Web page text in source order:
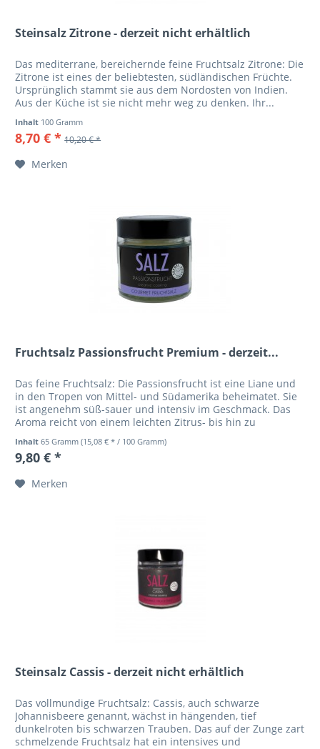
Steinsalz Zitrone - derzeit nicht erhältlich
Das mediterrane, bereichernde feine Fruchtsalz Zitrone: Die
Zitrone ist eines der beliebtesten, südländischen Früchte.
Ursprünglich stammt sie aus dem Nordosten von Indien.
Aus der Küche ist sie nicht mehr weg zu denken. Ihr...
Inhalt 100 Gramm
8,70 € * 10,20 € *
Merken
Fruchtsalz Passionsfrucht Premium - derzeit...
Das feine Fruchtsalz: Die Passionsfrucht ist eine Liane und
in den Tropen von Mittel- und Südamerika beheimatet. Sie
ist angenehm süß-sauer und intensiv im Geschmack. Das
Aroma reicht von einem leichten Zitrus- bis hin zu
Inhalt65 Gramm(15,08 € * / 100 Gramm)
9,80 € *
Merken
Steinsalz Cassis - derzeit nicht erhältlich
Das vollmundige Fruchtsalz: Cassis, auch schwarze
Johannisbeere genannt, wächst in hängenden, tief
dunkelroten bis schwarzen Trauben. Das auf der Zunge zart
schmelzende Fruchtsalz hat ein intensives und